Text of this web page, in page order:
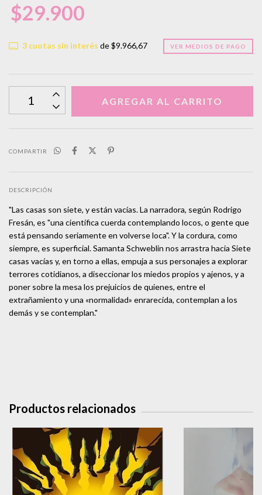
$29.900
3cuotas sin interés de$9.966,67 VER MEDIOS DE PAGO
COMPARTIR
DESCRIPCIÓN
"Las casas son siete, y están vacías. La narradora, según Rodrigo
Fresán, es "una científica cuerda contemplando locos, o gente que
está pensando seriamente en volverse loca". Y la cordura, como
siempre, es superficial. Samanta Schweblin nos arrastra hacia Siete
casas vacías y, en torno a ellas, empuja a sus personajes a explorar
terrores cotidianos, a diseccionar los miedos propios y ajenos, y a
poner sobre la mesa los prejuicios de quienes, entre el
extrañamiento y una «normalidad» enrarecida, contemplan a los
demás y se contemplan."
Productos relacionados